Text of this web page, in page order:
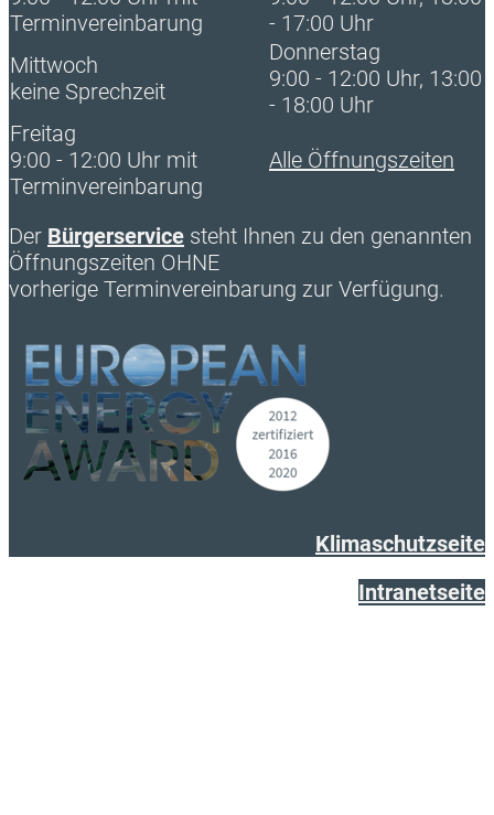
Terminvereinbarung
- 17:00 Uhr
Mittwoch
keine Sprechzeit
Donnerstag
9:00 - 12:00 Uhr, 13:00
- 18:00 Uhr
Freitag
9:00 - 12:00 Uhr mit
Terminvereinbarung
Alle Öffnungszeiten
Der Bürgerservice steht Ihnen zu den genannten
Öffnungszeiten OHNE
vorherige Terminvereinbarung zur Verfügung.
Klimaschutzseite
Intranetseite